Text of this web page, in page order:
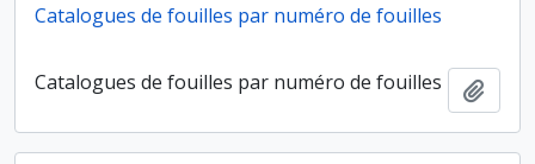
Catalogues de fouilles par numéro de fouilles
Catalogues de fouilles par numéro de fouilles